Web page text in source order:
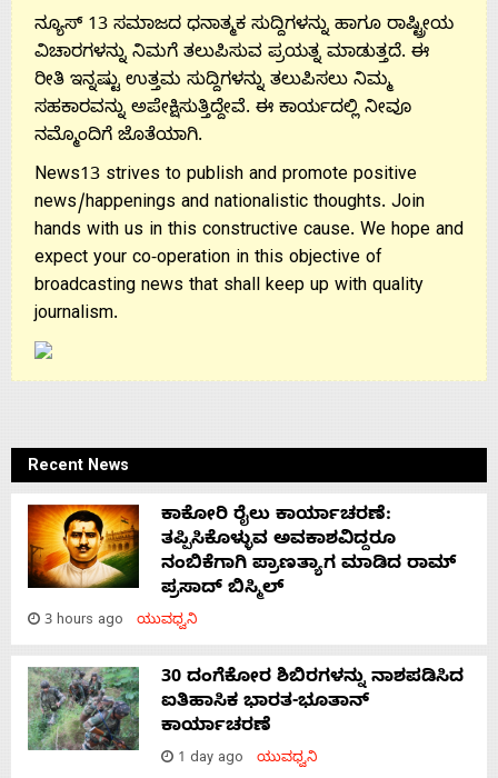
With
Contact
Us
ನ್ಯೂಸ್ 13 ಸಮಾಜದ ಧನಾತ್ಮಕ ಸುದ್ದಿಗಳನ್ನು ಹಾಗೂ ರಾಷ್ಟ್ರೀಯ
ವಿಚಾರಗಳನ್ನು ನಿಮಗೆ ತಲುಪಿಸುವ ಪ್ರಯತ್ನ ಮಾಡುತ್ತದೆ. ಈ
ರೀತಿ ಇನ್ನಷ್ಟು ಉತ್ತಮ ಸುದ್ದಿಗಳನ್ನು ತಲುಪಿಸಲು ನಿಮ್ಮ
ಸಹಕಾರವನ್ನು ಅಪೇಕ್ಷಿಸುತ್ತಿದ್ದೇವೆ. ಈ ಕಾರ್ಯದಲ್ಲಿ ನೀವೂ
ನಮ್ಮೊಂದಿಗೆ ಜೊತೆಯಾಗಿ.
News13 strives to publish and promote positive
news/happenings and nationalistic thoughts. Join
hands with us in this constructive cause. We hope and
expect your co-operation in this objective of
broadcasting news that shall keep up with quality
journalism.
Recent News
ಕಾಕೋರಿ ರೈಲು ಕಾರ್ಯಾಚರಣೆ:
ತಪ್ಪಿಸಿಕೊಳ್ಳುವ ಅವಕಾಶವಿದ್ದರೂ
ನಂಬಿಕೆಗಾಗಿ ಪ್ರಾಣತ್ಯಾಗ ಮಾಡಿದ ರಾಮ್
ಪ್ರಸಾದ್ ಬಿಸ್ಮಿಲ್
3 hours ago ಯುವಧ್ವನಿ
30 ದಂಗೆಕೋರ ಶಿಬಿರಗಳನ್ನು ನಾಶಪಡಿಸಿದ
ಐತಿಹಾಸಿಕ ಭಾರತ-ಭೂತಾನ್
ಕಾರ್ಯಾಚರಣೆ
1 day ago ಯುವಧ್ವನಿ